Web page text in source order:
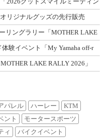
リジナルグッズの先行販売
リングラリー「MOTHER LAKE
験イベント「My Yamaha off-r
LAKE RALLY 2026」
パレル ハーレー
KTM
ント
モータースポーツ
ィ
バイクイベント